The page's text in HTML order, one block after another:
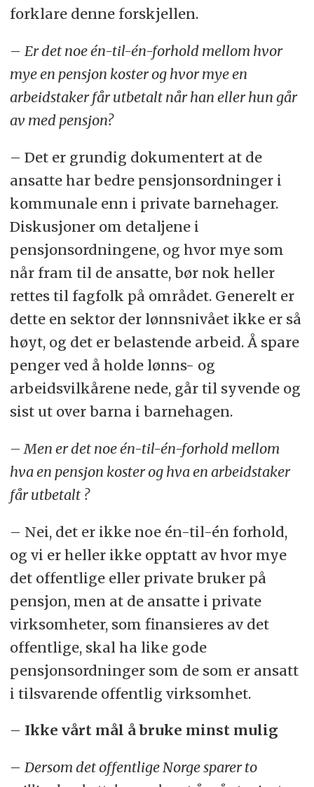
forklare denne forskjellen.
– Er det noe én-til-én-forhold mellom hvor
mye en pensjon koster og hvor mye en
arbeidstaker får utbetalt når han eller hun går
av med pensjon?
– Det er grundig dokumentert at de
ansatte har bedre pensjonsordninger i
kommunale enn i private barnehager.
Diskusjoner om detaljene i
pensjonsordningene, og hvor mye som
når fram til de ansatte, bør nok heller
rettes til fagfolk på området. Generelt er
dette en sektor der lønnsnivået ikke er så
høyt, og det er belastende arbeid. Å spare
penger ved å holde lønns- og
arbeidsvilkårene nede, går til syvende og
sist ut over barna i barnehagen.
– Men er det noe én-til-én-forhold mellom
hva en pensjon koster og hva en arbeidstaker
får utbetalt ?
– Nei, det er ikke noe én-til-én forhold,
og vi er heller ikke opptatt av hvor mye
det offentlige eller private bruker på
pensjon, men at de ansatte i private
virksomheter, som finansieres av det
offentlige, skal ha like gode
pensjonsordninger som de som er ansatt
i tilsvarende offentlig virksomhet.
– Ikke vårt mål å bruke minst mulig
– Dersom det offentlige Norge sparer to